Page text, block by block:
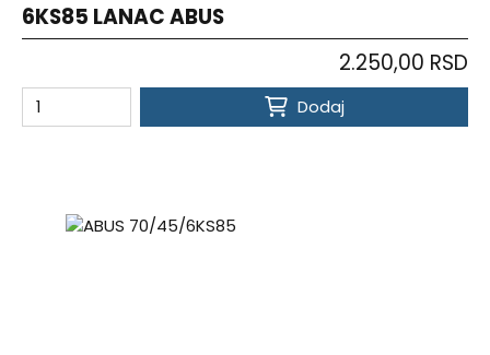
6KS85 LANAC ABUS
2.250,00 RSD
Dodaj